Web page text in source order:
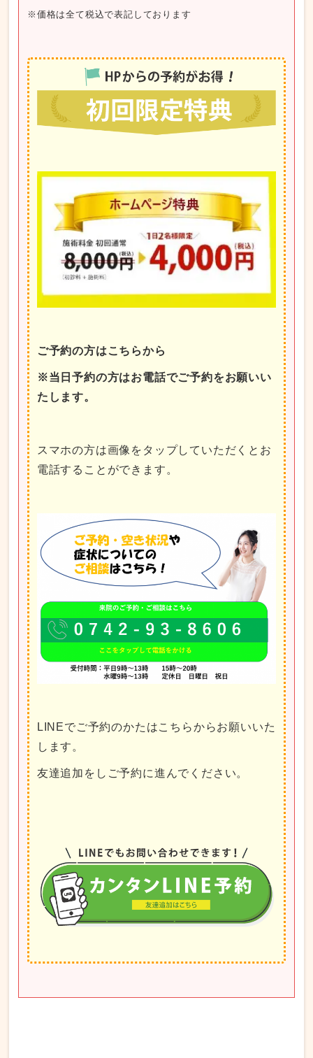
※価格は全て税込で表記しております
ご予約の方はこちらから
※当日予約の方はお電話でご予約をお願いい
たします。
スマホの方は画像をタップしていただくとお
電話することができます。
LINEでご予約のかたはこちらからお願いいた
します。
友達追加をしご予約に進んでください。